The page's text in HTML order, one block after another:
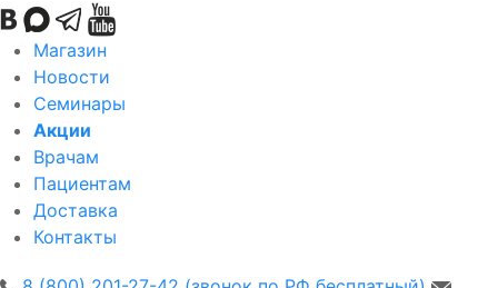
Магазин
Новости
Семинары
Акции
Врачам
Пациентам
Доставка
Контакты